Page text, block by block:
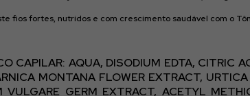
fios fortes, nutridos e com crescimento saudável com o
CAPILAR: AQUA, DISODIUM EDTA, CITRIC
MONTANA FLOWER EXTRACT,
VULGARE GERM EXTRACT, ACETYL